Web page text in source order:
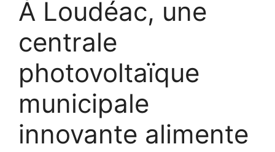
À Loudéac, une
centrale
photovoltaïque
municipale
innovante alimente